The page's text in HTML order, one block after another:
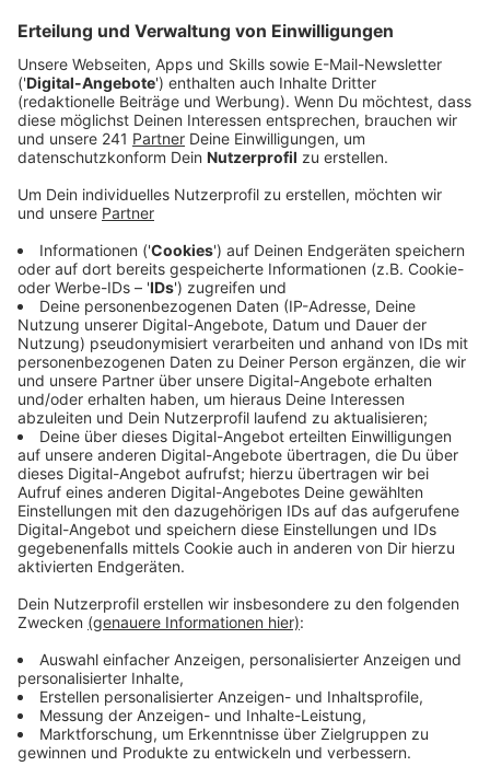
Veröffentlicht: Freitag, 18.09.2020 11:12
Anzeige
Wer die nicht mehr hat, kann auch einfach nur mit
seinem Personalausweis ins Wahllokal kommen. Bis
Anfang nächster Woche können außerdem noch
der Briefwahl für die Kommunalwahl auch die
Stichwahl 27. September beantragt hat, bekommt die
Wahlunterlagen rechtzeitig nach Hause gesandt. Er
muss nichts weiter tun. Wer sich darüber nicht sicher
ist, kann sich beim Wahlamt informieren unter (0214)
406-5513.
Die Briefwahl für die Stichwahl kannbis zum 22.
September, 24:00 Uhr auf verschiedenen Wegen
beantragt werden:
onlinehier
QR-Code: Auf den Wahlbenachrichtigungen ist ein
Code (gerastertes Quadrat) aufgedruckt. Wird
dieser mit einem Smartphone gescannt, gelangt
man zumOnline-Antrag
Per E-Mail: 360-wahlenstadt.leverkusen
(Bitte
geben Sie Ihren Namen, das Geburtsdatum und
die Adresse für die Zusendung der Unterlagen an).